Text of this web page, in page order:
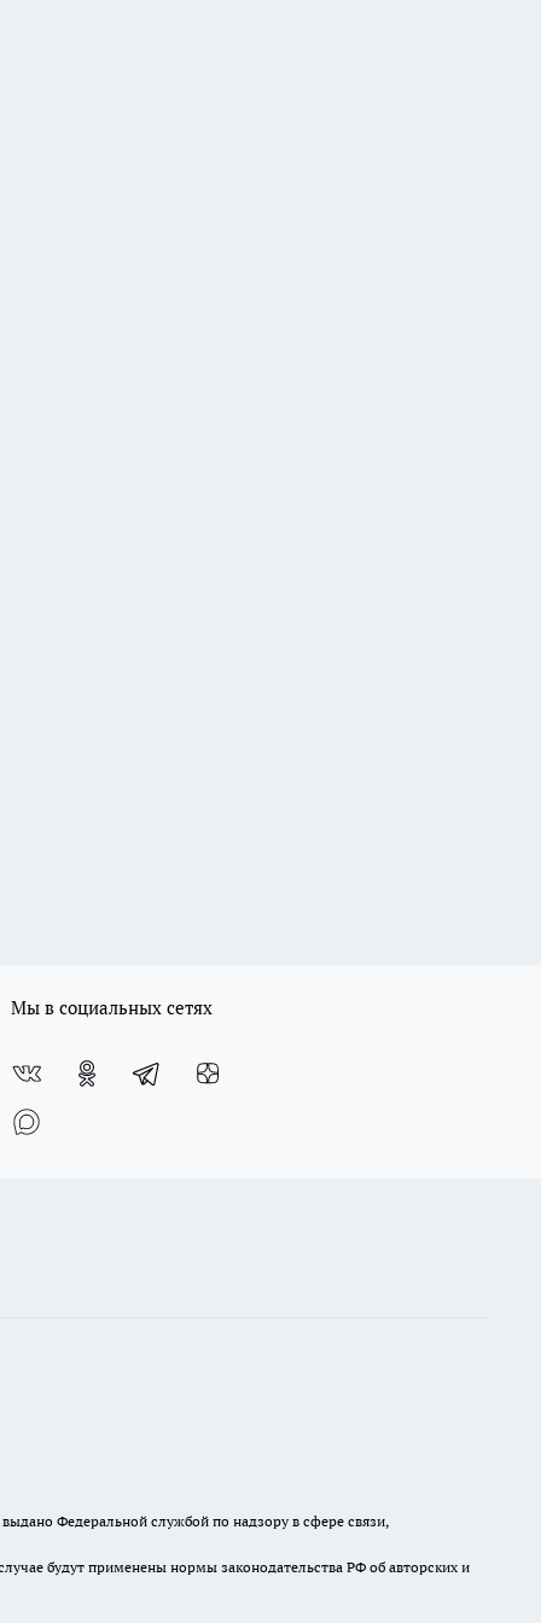
Мы в социальных сетях
Федеральной службой по надзору в сфере связи,
будут применены нормы законодательства РФ об авторских и